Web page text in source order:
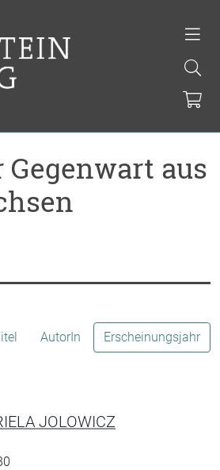
aus
AutorIn Erscheinungsjahr
JOLOWICZ